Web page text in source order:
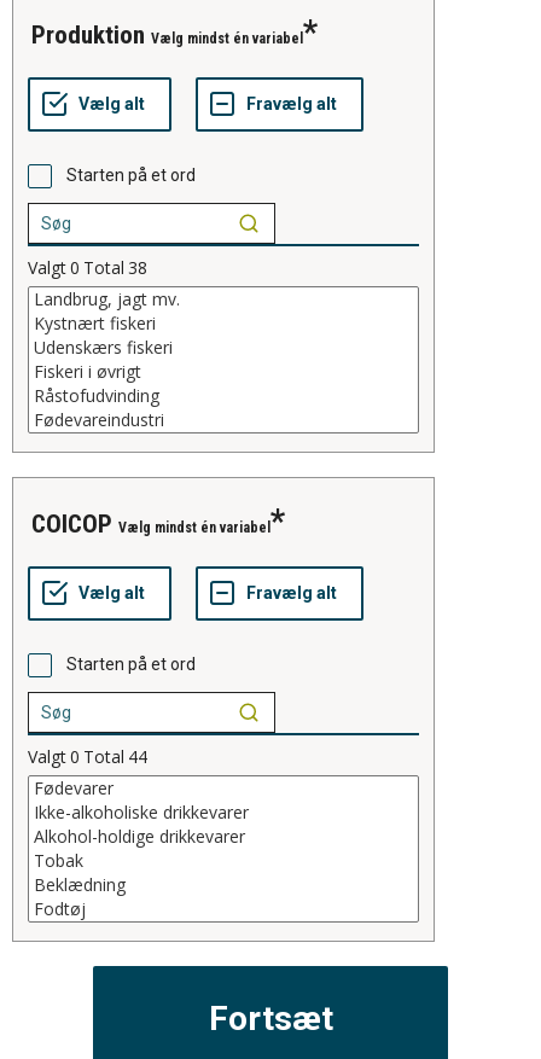
produktion Vælg mindst én variabel
Starten på et ord
Valgt0 Total 38
COICOP Vælg mindst én variabel
Starten på et ord
Valgt0 Total 44